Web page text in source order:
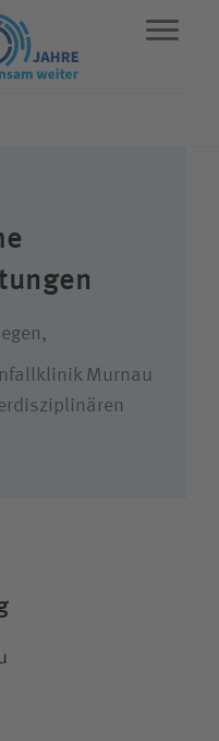
Murnau